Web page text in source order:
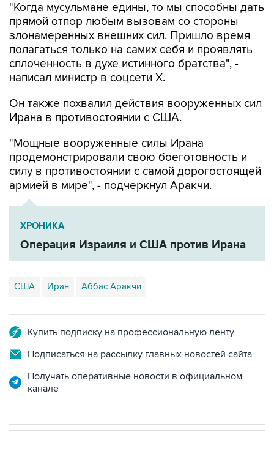
"Когда мусульмане едины, то мы способны дать
прямой отпор любым вызовам со стороны
злонамеренных внешних сил. Пришло время
полагаться только на самих себя и проявлять
сплоченность в духе истинного братства", -
написал министр в соцсети Х.
Он также похвалил действия вооруженных сил
Ирана в противостоянии с США.
"Мощные вооруженные силы Ирана
продемонстрировали свою боеготовность и
силу в противостоянии с самой дорогостоящей
армией в мире", - подчеркнул Аракчи.
ХРОНИКА
Операция Израиля и США против Ирана
США Иран Аббас Аракчи
Купить подписку на профессиональную ленту
Подписаться на рассылку главных новостей сайта
Получать оперативные новости в официальном
канале